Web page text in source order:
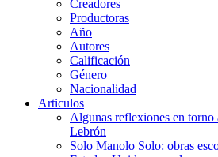
Creadores
Productoras
Año
Autores
Calificación
Género
Nacionalidad
Articulos
Algunas reflexiones en
Lebrón
Solo Manolo Solo: obras